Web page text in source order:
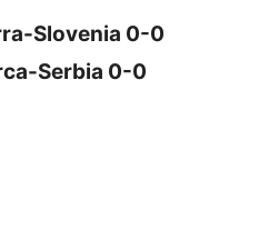
Slovenia 0-0
Serbia 0-0